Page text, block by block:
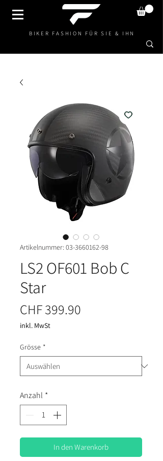
BIKER FASHION FÜR SIE & IHN
Artikelnummer: 03-3660162-98
LS2 OF601 Bob C
Star
CHF 399.90
inkl. MwSt
Grösse *
Anzahl *
In den Warenkorb